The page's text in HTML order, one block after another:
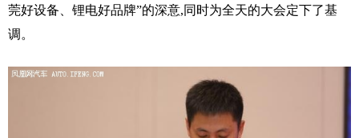
莞好设备、锂电好品牌”的深意,同时为全天的大会定下了基
调。